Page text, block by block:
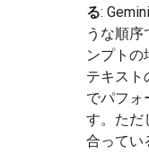
る:
うな順
ンプトの
テキスト
でパフォ
す。ただ
合ってい